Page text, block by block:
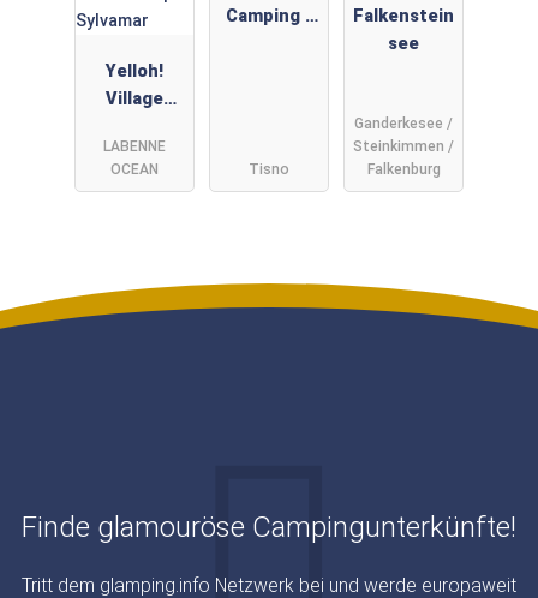
Yelloh!
Village
Resort &
LABENNE
OCEAN
Camping -
Tisno
Falkenstein
see
Ganderkesee /
Steinkimmen /
Falkenburg
Finde glamouröse Campingunterkünfte!
Tritt dem glamping.info Netzwerk bei und werde europaweit